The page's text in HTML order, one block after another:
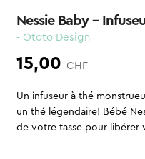
Nessie Baby –
- Ototo Design
15,00 CHF
Un infuseur à thé
un thé légendaire! Bébé
de votre tasse pour libérer